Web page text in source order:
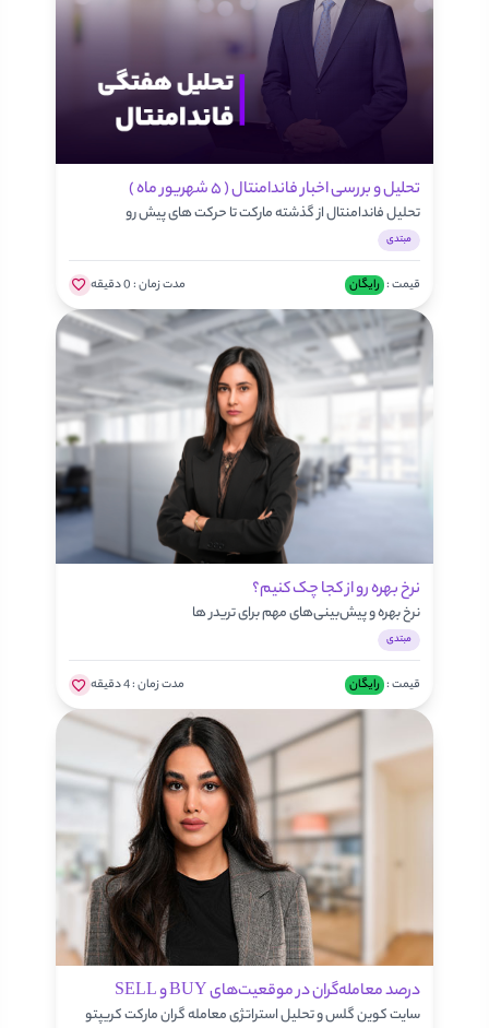
تحلیل و بررسی اخبار فاندامنتال ( ۵ شهریور ماه )
تحلیل فاندامنتال از گذشته مارکت تا حرکت های پیش رو
مبتدی
قیمت : رایگان مدت زمان :0 دقیقه
نرخ بهره رو از کجا چک کنیم؟
نرخ بهره و پیش‌بینی‌های مهم برای تریدر ها
مبتدی
قیمت : رایگان مدت زمان :4 دقیقه
درصد معامله‌گران در موقعیت‌های BUY و SELL
سایت کوین گلس و تحلیل استراتژی معامله گران مارکت کریپتو